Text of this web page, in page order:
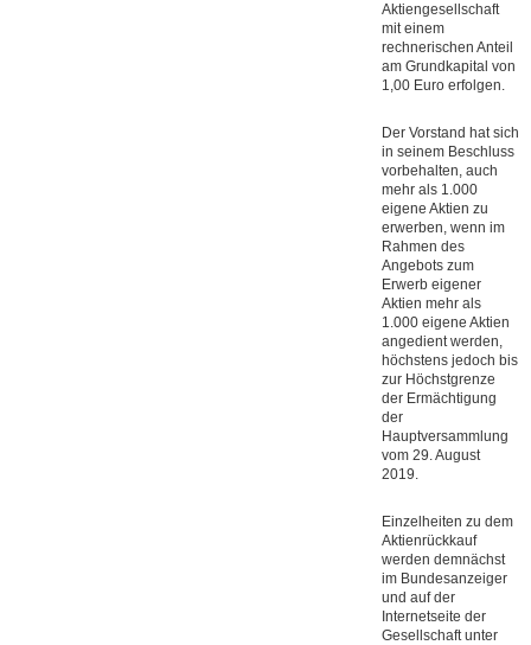
Aktiengesellschaft
mit einem
rechnerischen Anteil
am Grundkapital von
1,00 Euro erfolgen.
Der Vorstand hat sich
in seinem Beschluss
vorbehalten, auch
mehr als 1.000
eigene Aktien zu
erwerben, wenn im
Rahmen des
Angebots zum
Erwerb eigener
Aktien mehr als
1.000 eigene Aktien
angedient werden,
höchstens jedoch bis
zur Höchstgrenze
der Ermächtigung
der
Hauptversammlung
vom 29. August
2019.
Einzelheiten zu dem
Aktienrückkauf
werden demnächst
im Bundesanzeiger
und auf der
Internetseite der
Gesellschaft unter